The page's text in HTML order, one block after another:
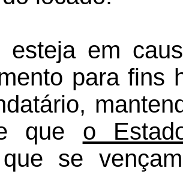
esteja em
para fins
que o
que se